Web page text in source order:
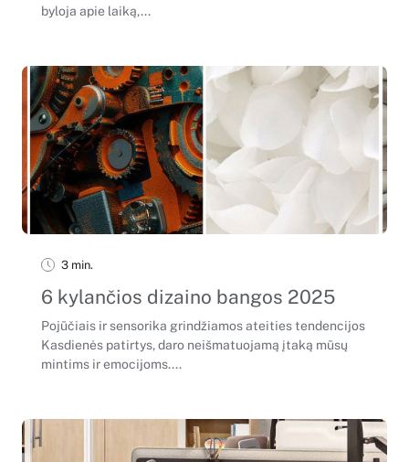
byloja apie laiką,...
3 min.
6 kylančios dizaino bangos 2025
Pojūčiais ir sensorika grindžiamos ateities tendencijos
Kasdienės patirtys, daro neišmatuojamą įtaką mūsų
mintims ir emocijoms....